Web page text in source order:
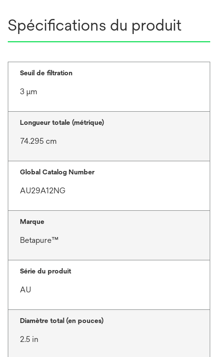
Spécifications du produit
Seuil de filtration
3 μm
Longueur totale (métrique)
74.295 cm
Global Catalog Number
AU29A12NG
Marque
Betapure™
Série du produit
AU
Diamètre total (en pouces)
2.5 in